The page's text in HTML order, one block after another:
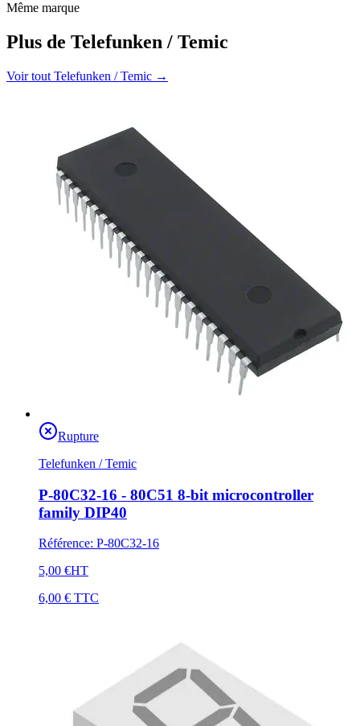
Même marque
Plus de Telefunken / Temic
Voir tout Telefunken / Temic →
Rupture
Telefunken / Temic
P-80C32-16 - 80C51 8-bit microcontroller
family DIP40
Référence: P-80C32-16
5,00 €HT
6,00 € TTC